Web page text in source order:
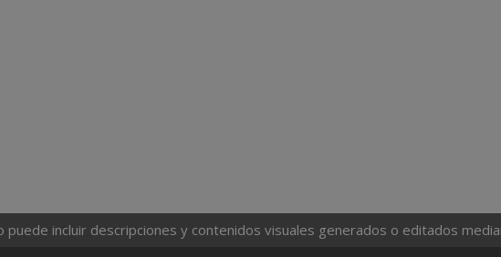
puede incluir descripciones y contenidos visuales generados o editados